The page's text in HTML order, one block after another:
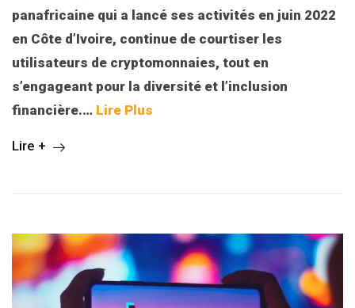
panafricaine qui a lancé ses activités en juin 2022
en Côte d’Ivoire, continue de courtiser les
utilisateurs de cryptomonnaies, tout en
s’engageant pour la diversité et l’inclusion
financière.… Lire Plus
Lire +